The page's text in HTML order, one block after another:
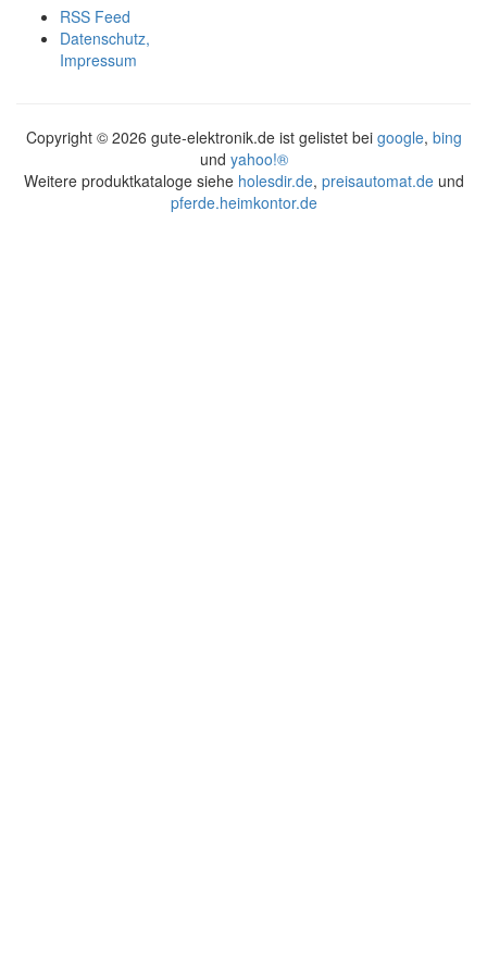
RSS Feed
Datenschutz,
Impressum
Copyright © 2026 gute-elektronik.de ist gelistet bei google, bing
und yahoo!®
Weitere produktkataloge siehe holesdir.de, preisautomat.deund
pferde.heimkontor.de